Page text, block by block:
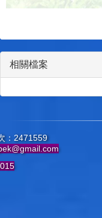
相關檔案
：2471559